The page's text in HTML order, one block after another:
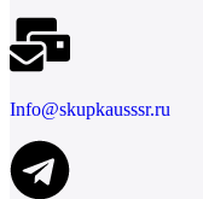
Info@skupkausssr.ru